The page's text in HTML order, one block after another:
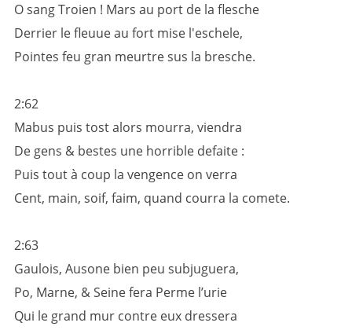
O sang Troien ! Mars au port de la flesche
Derrier le fleuue au fort mise l'eschele,
Pointes feu gran meurtre sus la bresche.
2:62
Mabus puis tost alors mourra, viendra
De gens & bestes une horrible defaite :
Puis tout à coup la vengence on verra
Cent, main, soif, faim, quand courra la comete.
2:63
Gaulois, Ausone bien peu subjuguera,
Po, Marne, & Seine fera Perme l’urie
Qui le grand mur contre eux dressera